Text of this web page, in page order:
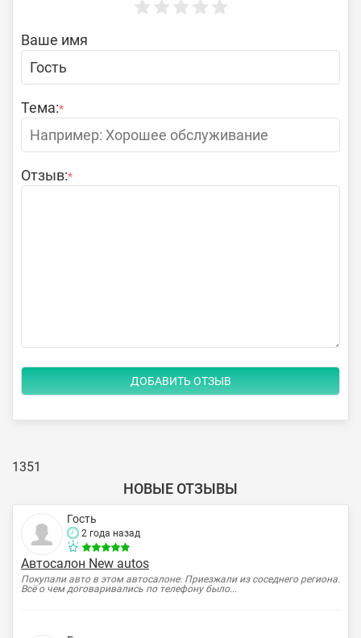
Ваше имя
Тема:*
Отзыв:*
1351
НОВЫЕ ОТЗЫВЫ
Гость
2 года назад
Автосалон New autos
Покупали авто в этом автосалоне. Приезжали из соседнего региона.
Всё о чем договаривались по телефону было...